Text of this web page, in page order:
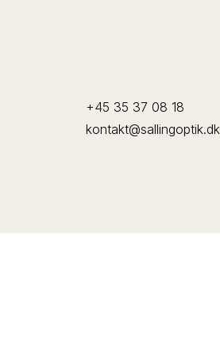
+45 35 37 08 18
kontakt@sallingoptik.dk